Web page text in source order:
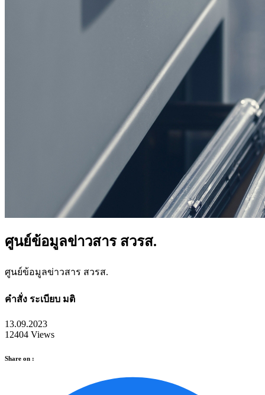
ศูนย์ข้อมูลข่าวสาร สวรส.
ศูนย์ข้อมูลข่าวสาร สวรส.
คำสั่ง ระเบียบ มติ
13.09.2023
12404 Views
Share on :